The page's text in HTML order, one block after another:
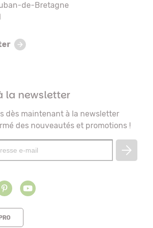
de-Bretagne
la newsletter
dès maintenant à la newsletter
des nouveautés et promotions !